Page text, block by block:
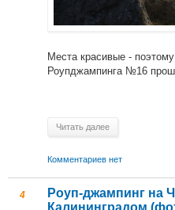
Места красивые -
Роупджампинга №16
Читать далее
Комментариев нет
4
Роуп-джампинг на
Калининградом